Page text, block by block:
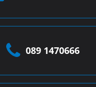
089 1470666